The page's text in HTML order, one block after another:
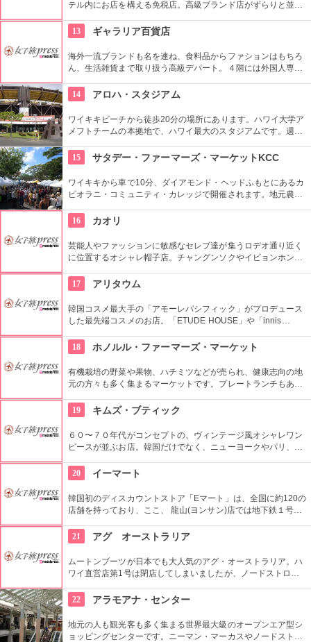
テル内にお店を構える免税店。高級ブランド店がずらりと並
囲まれた場所が最高。カジノやディナーショーのついでに免税
店でショッピングを楽しもう。
13 ギャラリア百貨店
海外一流ブランドも名を連ね、食料品からファションはもちろ
ん、生活雑貨まで取り扱う高級デパート。４階には外国人専用
他、日本語可能なコンシェルジュも居るので、困った事があっ
たら相談してみて。
14 アロハ・スタジアム
ワイキキビーチから徒歩20分の場所にあります。ハワイ大学ア
メフトチームの本拠地で、ハワイ最大のスタジアムです。週3
います。400以上もの地元のお店が出店し、大盛り上がり。お
宝を見つけてみませんか。
15 サタデー・ファーマーズ・マーケットKCC
ワイキキから車で10分、ダイアモンド・ヘッドふもとにあるカ
ピオラニ・コミュニティ・カレッジで開催されます。地元農家
食べたくなっちゃいそう。ロコも観光客も多く集まる人気の朝
市なので、売り切れが発生するかも。なるべく早い時間に行っ
てみよう。
16 カオリ
芸能人やファッションに敏感なセレブ達が集うロデオ通り近く
に位置するオシャレ帽子店。チャングンソクやイビョンホンな
物も。１つ１つ丁寧にこだわって作られているので丈夫で長持
ち。自分へのお土産にも最適。
17 アリタウム
韓国コスメ最大手の「アモーレパシフィック」がプロデュース
した最先端コスメのお店。「ETUDE HOUSE」や「innis
など様々なコスメブランドがここで買える！！
18 ホノルル・ファーマーズ・マーケット
有機栽培の野菜や果物、ハチミツなどが売られ、健康志向の地
元の方々も多く集まるマーケットです。プレートランチもあり
込んで宿でいただくのもいいですね。
19 キムズ・ブティック
６０〜７０年代がコンセプトの、ヴィンテージ風オシャレワン
ピースが並ぶお店。韓国だけでなく、ニューヨークやパリ、ロ
用とか。質感や柄だけでなく、素材の全てを韓国内で調達する
という徹底したこだわりと、リーズナブルなお値段で買える事
が人気の理由。
20 イーマート
韓国初のディスカウントストア「Eマート」は、全国に約120の
店舗を持っており、ここ、 龍山(ヨンサン)店では地下鉄１号線･
など様々なエンターテインメントが楽しめる複合ショッピング
モール「Iパークモール」の地下１・２階にある。外国人観光客
に人気の韓国の焼酎や海苔、伝統茶などが現地価格で販売して
いるので土産にぴったり。
21 アグ オーストラリア
ムートンブーツが日本でも大人気のアグ・オーストラリア。ハ
ワイ直営店第1号は閉店してしまいましたが、ノードストロー
キーですよね。ハワイ限定のアイテムもあるので、ぜひチェッ
クを。
22 アラモアナ・センター
地元の人も観光客も多く集まる世界最大級のオープンエア型シ
ョッピングセンターです。ニーマン・マーカスやノードストロ